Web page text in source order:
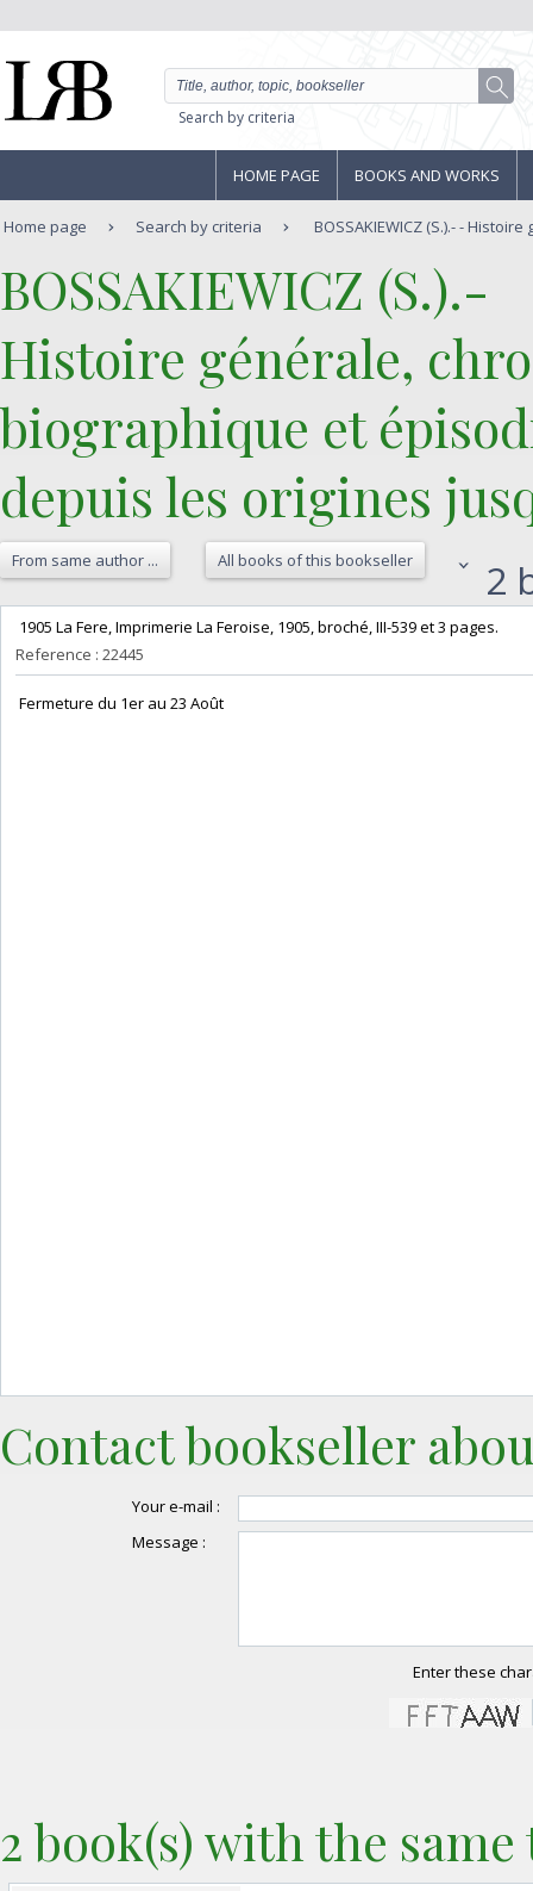
Search by criteria
HOME PAGE BOOKS AND WORKS
Home page Search by criteria BOSSAKIEWICZ (S.).- -
‎BOSSAKIEWICZ (S.).-‎
‎Histoire générale,
biographique et
depuis les origines
From same author ... All books of this bookseller 2
‎ 1905 La Fere, Imprimerie La Feroise, 1905, broché, III-539 et 3 pages. ‎
Reference : 22445
‎ Fermeture du 1er au 23 Août‎
Contact bookseller
Your e-mail :
Message :
Enter these
2 book(s) with the